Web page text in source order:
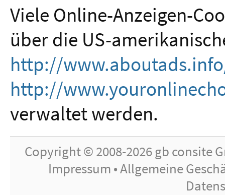
Viele Online-Anzeigen-
über die US-
http://
http://
verwaltet werden.
Copyright © 2008-2026gb consite
Impressum •Allgemeine